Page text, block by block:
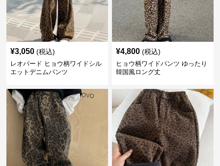
¥3,050 (税込)
レオパード ヒョウ柄ワイドシル
エットデニムパンツ
¥4,800 (税込)
ヒョウ柄ワイドパンツ ゆったり
韓国風ロング丈